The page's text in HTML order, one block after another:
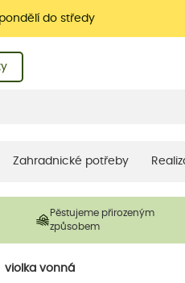
do středy
Zahradnické potřeby
Pěstujeme přirozeným
způsobem
violka vonná